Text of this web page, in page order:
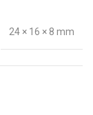
24 × 16 × 8 mm